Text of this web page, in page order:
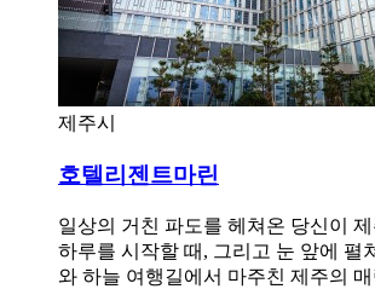
제주시
호텔리젠트마린
일상의 거친 파도를 헤쳐온 당신이
하루를 시작할 때, 그리고 눈 앞에 펼
와 하늘 여행길에서 마주친 제주의